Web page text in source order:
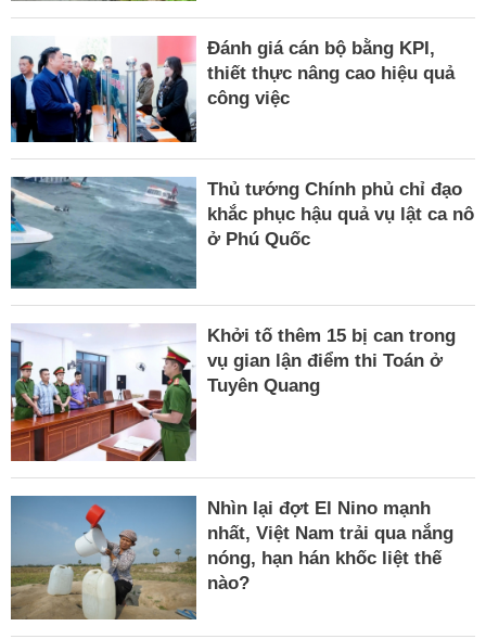
Đánh giá cán bộ bằng KPI,
thiết thực nâng cao hiệu quả
công việc
Thủ tướng Chính phủ chỉ đạo
khắc phục hậu quả vụ lật ca nô
ở Phú Quốc
Khởi tố thêm 15 bị can trong
vụ gian lận điểm thi Toán ở
Tuyên Quang
Nhìn lại đợt El Nino mạnh
nhất, Việt Nam trải qua nắng
nóng, hạn hán khốc liệt thế
nào?